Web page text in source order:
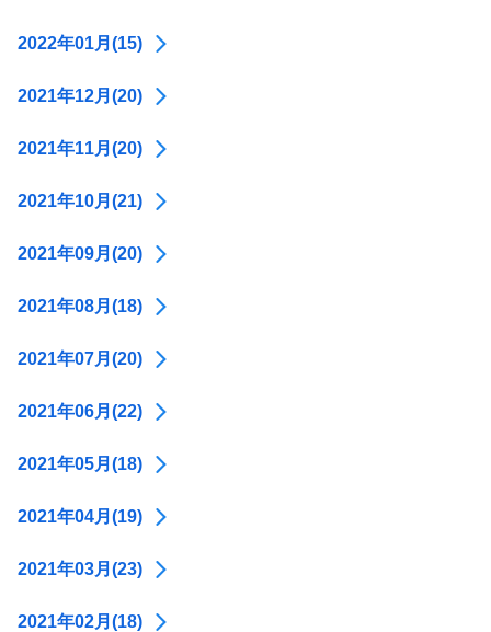
2022年01月(15)
2021年12月(20)
2021年11月(20)
2021年10月(21)
2021年09月(20)
2021年08月(18)
2021年07月(20)
2021年06月(22)
2021年05月(18)
2021年04月(19)
2021年03月(23)
2021年02月(18)